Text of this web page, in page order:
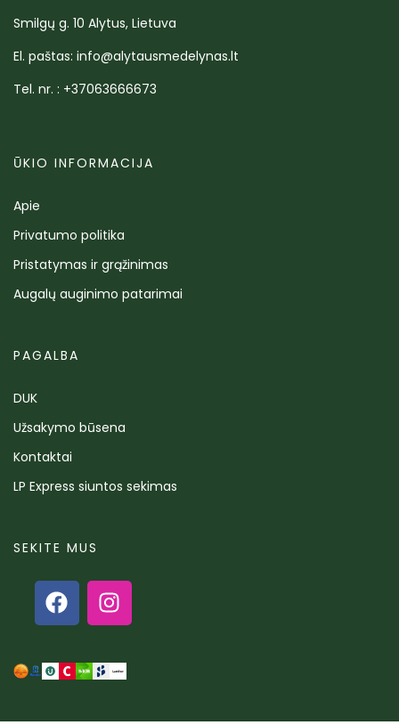
Smilgų g. 10 Alytus, Lietuva
El. paštas: info@alytausmedelynas.lt
Tel. nr. : +37063666673
ŪKIO INFORMACIJA
Apie
Privatumo politika
Pristatymas ir grąžinimas
Augalų auginimo patarimai
PAGALBA
DUK
Užsakymo būsena
Kontaktai
LP Express siuntos sekimas
SEKITE MUS